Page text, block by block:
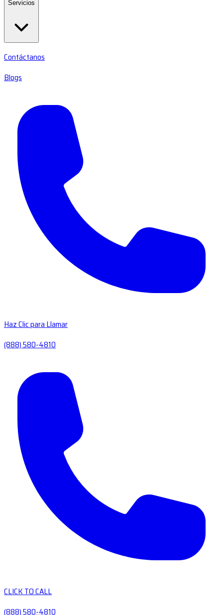
Servicios
Contáctanos
Blogs
Haz Clic para Llamar
(888) 580-4810
CLICK TO CALL
(888) 580-4810